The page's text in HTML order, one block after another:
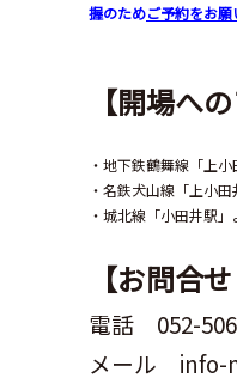
握のためご予約をお願
【開場へ
・地下鉄鶴舞線「上
・名鉄犬山線「上小
・城北線「小田井駅
【お問合
電話 052-
メール info-